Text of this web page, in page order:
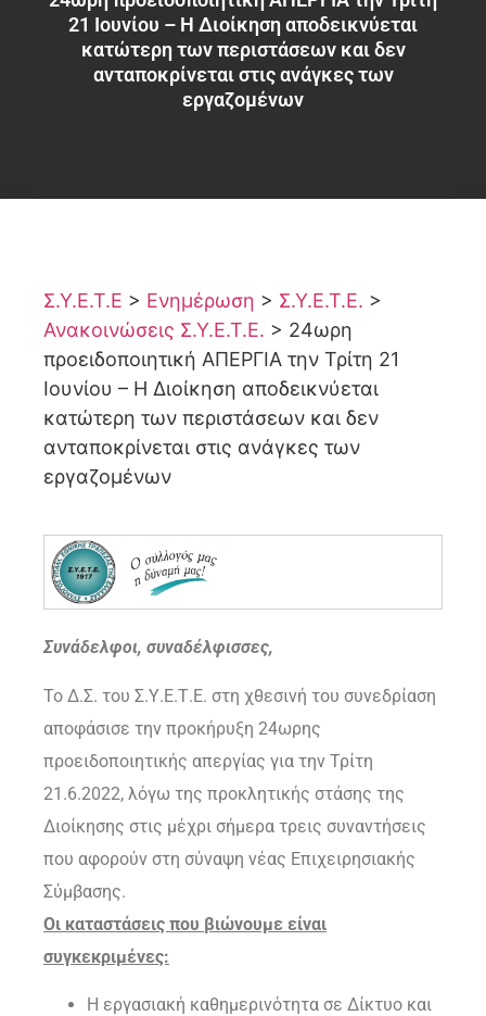
21 Ιουνίου – Η Διοίκηση αποδεικνύεται
κατώτερη των περιστάσεων και δεν
ανταποκρίνεται στις ανάγκες των
εργαζομένων
Σ.Υ.Ε.Τ.Ε > Ενημέρωση > Σ.Υ.Ε.Τ.Ε. >
Ανακοινώσεις Σ.Υ.Ε.Τ.Ε. > 24ωρη
προειδοποιητική ΑΠΕΡΓΙΑ την Τρίτη 21
Ιουνίου – Η Διοίκηση αποδεικνύεται
κατώτερη των περιστάσεων και δεν
ανταποκρίνεται στις ανάγκες των
εργαζομένων
Συνάδελφοι, συναδέλφισσες,
Το Δ.Σ. του Σ.Υ.Ε.Τ.Ε. στη χθεσινή του συνεδρίαση
αποφάσισε την προκήρυξη 24ωρης
προειδοποιητικής απεργίας για την Τρίτη
21.6.2022, λόγω της προκλητικής στάσης της
Διοίκησης στις μέχρι σήμερα τρεις συναντήσεις
που αφορούν στη σύναψη νέας Επιχειρησιακής
Σύμβασης.
Οι καταστάσεις που βιώνουμε είναι
συγκεκριμένες:
Η εργασιακή καθημερινότητα σε Δίκτυο και